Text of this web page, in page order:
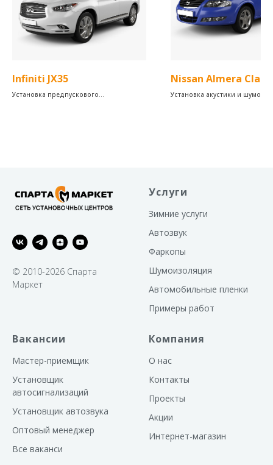
Infiniti JX35
Установка предпускового
Nissan Almera
Установка акустики и
© 2010-2026 Спарта
Маркет
Услуги
Зимние услуги
Автозвук
Фаркопы
Шумоизоляция
Автомобильные пленки
Примеры работ
Вакансии
Мастер-приемщик
Установщик
автосигнализаций
Установщик автозвука
Оптовый менеджер
Все ваканси
Компания
О нас
Контакты
Проекты
Акции
Интернет-магазин